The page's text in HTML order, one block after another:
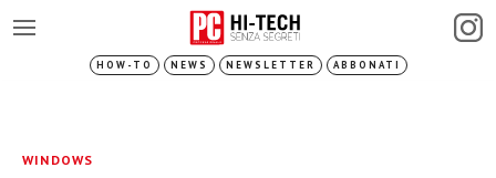
HOW-TO NEWS NEWSLETTER ABBONATI
WINDOWS